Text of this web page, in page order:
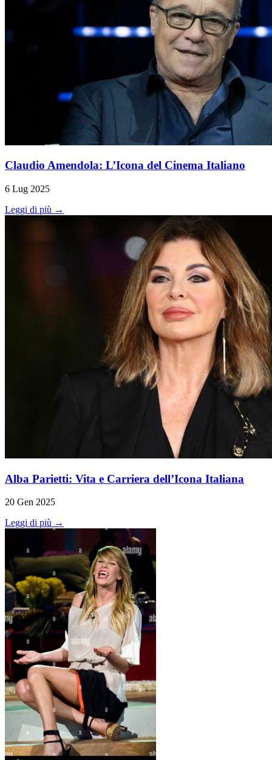
Claudio Amendola: L’Icona del Cinema Italiano
6 Lug 2025
Leggi di più →
Alba Parietti: Vita e Carriera dell’Icona Italiana
20 Gen 2025
Leggi di più →